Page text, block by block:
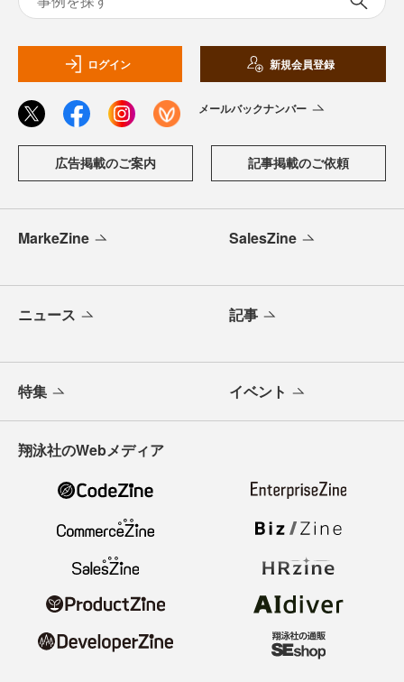
ログイン 新規会員登録
メールバックナンバー
広告掲載のご案内 記事掲載のご依頼
MarkeZine SalesZine
ニュース 記事
特集 イベント
翔泳社のWebメディア